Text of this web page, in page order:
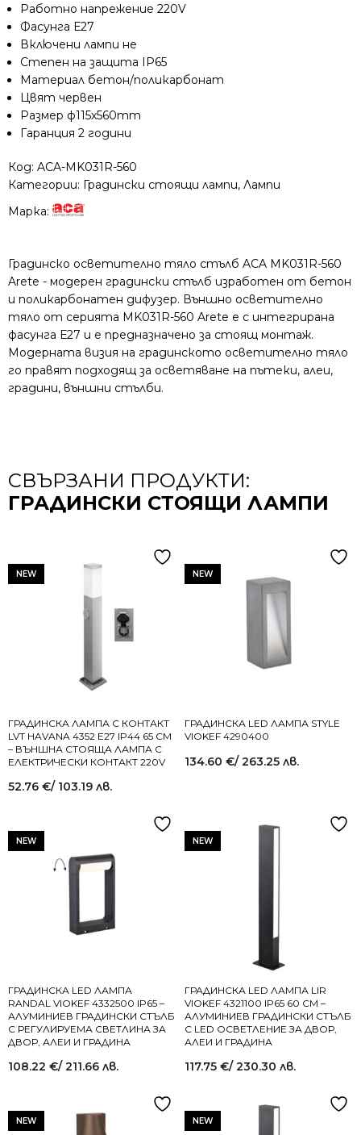
Работно напрежение 220V
Фасунга Е27
Включени лампи не
Степен на защита IP65
Материал бетон/поликарбонат
Цвят червен
Размер ф115x560mm
Гаранция 2 години
Код: ACA-MK031R-560
Категории: Градински стоящи лампи, Лампи
Марка:
Градинско осветително тяло стълб ACA MK031R-560
Arete - модерен градински стълб изработен от бетон
и поликарбонатен дифузер. Външно осветително
тяло от серията MK031R-560 Arete е с интегрирана
фасунга Е27 и е предназначено за стоящ монтаж.
Модерната визия на градинското осветително тяло
го правят подходящ за осветяване на пътеки, алеи,
градини, външни стълби.
СВЪРЗАНИ ПРОДУКТИ:
ГРАДИНСКИ СТОЯЩИ ЛАМПИ
NEW
ГРАДИНСКА ЛАМПА С КОНТАКТ
LVT HAVANA 4352 E27 IP44 65 СМ
– ВЪНШНА СТОЯЩА ЛАМПА С
ЕЛЕКТРИЧЕСКИ КОНТАКТ 220V
52.76 €/ 103.19 лв.
NEW
ГРАДИНСКА LED ЛАМПА STYLE
VIOKEF 4290400
134.60 €/ 263.25 лв.
NEW
ГРАДИНСКА LED ЛАМПА
RANDAL VIOKEF 4332500 IP65 –
АЛУМИНИЕВ ГРАДИНСКИ СТЪЛБ
С РЕГУЛИРУЕМА СВЕТЛИНА ЗА
ДВОР, АЛЕИ И ГРАДИНА
108.22 €/ 211.66 лв.
NEW
ГРАДИНСКА LED ЛАМПА LIR
VIOKEF 4321100 IP65 60 СМ –
АЛУМИНИЕВ ГРАДИНСКИ СТЪЛБ
С LED ОСВЕТЛЕНИЕ ЗА ДВОР,
АЛЕИ И ГРАДИНА
117.75 €/ 230.30 лв.
NEW NEW